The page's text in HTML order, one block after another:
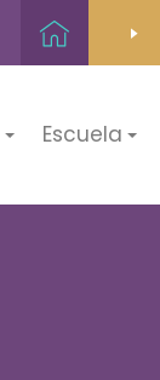
Escuela